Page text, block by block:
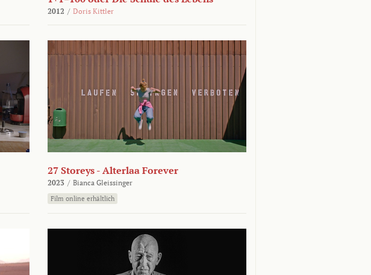
2012 / Doris Kittler
27 Storeys - Alterlaa Forever
2023 / Bianca Gleissinger
Film online erhältlich